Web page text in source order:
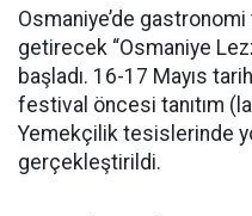
Osmaniye’de gastronomi
getirecek “Osmaniye
başladı. 16-17 Mayıs
festival öncesi tanıtım
Yemekçilik tesislerinde
gerçekleştirildi.